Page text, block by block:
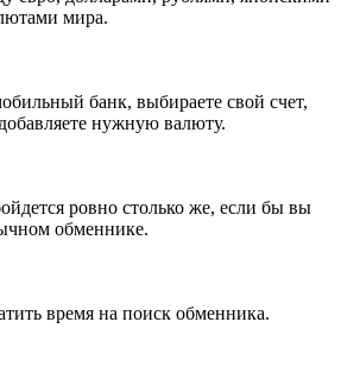
мира.
банк, выбираете свой счет,
нужную валюту.
ровно столько же, если бы вы
обменнике.
время на поиск обменника.